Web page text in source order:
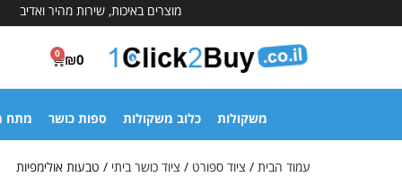
מוצרים באיכות, שירות מהיר ואדיב
₪0
0
משקולות כלוב משקולות ספות כושר מתח
עמוד הבית / ציוד ספורט / ציוד כושר ביתי / טבעות אולימפיות